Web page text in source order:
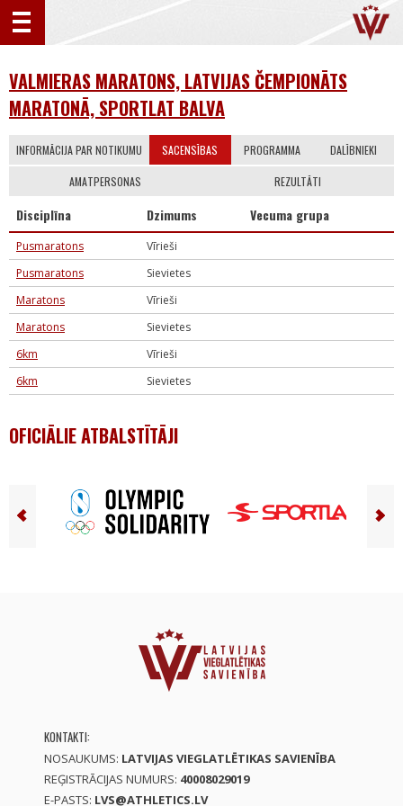
VALMIERAS MARATONS, LATVIJAS ČEMPIONĀTS
MARATONĀ, SPORTLAT BALVA
INFORMĀCIJA PAR NOTIKUMU SACENSĪBAS PROGRAMMA DALĪBNIEKI
AMATPERSONAS REZULTĀTI
Disciplīna Dzimums Vecuma grupa
Pusmaratons
Vīrieši
Pusmaratons
Sievietes
Maratons
Vīrieši
Maratons
Sievietes
6km
Vīrieši
6km
Sievietes
OFICIĀLIE ATBALSTĪTĀJI
KONTAKTI:
NOSAUKUMS: LATVIJAS VIEGLATLĒTIKAS SAVIENĪBA
REĢISTRĀCIJAS NUMURS: 40008029019
E-PASTS: LVS@ATHLETICS.LV